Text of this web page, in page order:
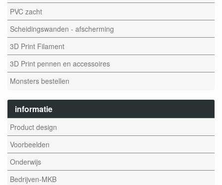
PVC zacht
Scheidingswanden - afscherming
3D Print Filament
3D Print pennen en accessoires
Monsters bestellen
informatie
Product design
Voorbeelden
Onderwijs
Bedrijven-MKB